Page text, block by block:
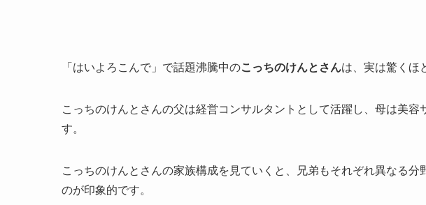
「はいよろこんで」で話題沸騰中のこっちのけんとさんは、実は驚くほ
こっちのけんとさんの父は経営コンサルタントとして活躍し、母は美容
す。
こっちのけんとさんの家族構成を見ていくと、兄弟もそれぞれ異なる
のが印象的です。